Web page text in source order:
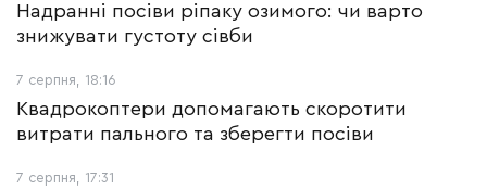
Надранні посіви ріпаку озимого: чи варто
знижувати густоту сівби
7 серпня, 18:16
Квадрокоптери допомагають скоротити
витрати пального та зберегти посіви
7 серпня, 17:31